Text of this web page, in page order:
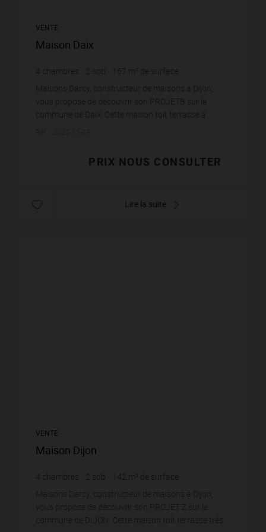
VENTE
Maison Daix
4 chambres 2 sdb 167 m² de surface
Maisons Darcy, constructeur de maisons à Dijon,
vous propose de découvrir son PROJETB sur la
commune de Daix. Cette maison toit terrasse à
PRIX NOUS CONSULTER
Lire la suite
VENTE
Maison Dijon
4 chambres 2 sdb 142 m² de surface
Maisons Darcy, constructeur de maisons à Dijon,
vous propose de découvrir son PROJET Z sur la
commune de DIJON. Cette maison toit terrasse très